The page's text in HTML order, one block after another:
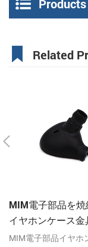
Products
Related
MIM電子部品を焼
イヤホンケース金
MIM電子部品イヤホ